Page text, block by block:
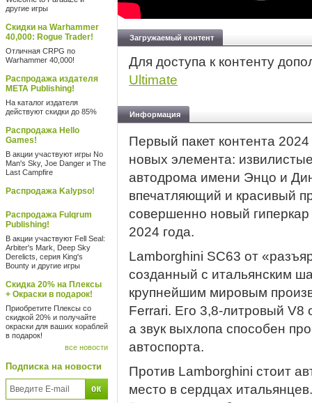
другие игры
Скидки на Warhammer
40,000: Rogue Trader!
Отличная CRPG по
Warhammer 40,000!
Распродажа издателя
META Publishing!
На каталог издателя
действуют скидки до 85%
Распродажа Hello
Games!
В акции участвуют игры No
Man's Sky, Joe Danger и The
Last Campfire
Распродажа Kalypso!
Распродажа Fulqrum
Publishing!
В акции участвуют Fell Seal:
Arbiter's Mark, Deep Sky
Derelicts, серия King's
Bounty и другие игры
Скидка 20% на Плексы
+ Окраски в подарок!
Приобретите Плексы со
скидкой 20% и получайте
окраски для ваших кораблей
в подарок!
все новости
Подписка на новости
Загружаемый контент
Для доступа к контенту
Ultimate
Информация
Первый пакет контента
новых элемента:
автодрома имени Энцо и
впечатляющий и красивый
совершенно новый
2024 года.
Lamborghini SC63 от
созданный с итальянским
крупнейшим мировым
Ferrari. Его 3,8-литровый
а звук выхлопа способен
автоспорта.
Против Lamborghini стоит
место в сердцах